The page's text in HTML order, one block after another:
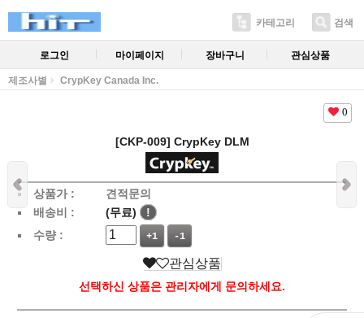
카테고리 검색
로그인 마이페이지 장바구니 관심상품
제조사별 CrypKey Canada Inc.
0
[CKP-009] CrypKey DLM
상품가 :
견적문의
배송비 :
(무료)
!
수량 :
+1 -1
관심상품
선택하신 상품은 관리자에게 문의하세요.